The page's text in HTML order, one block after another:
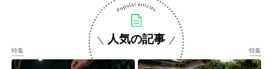
人気の記事
特集 特集